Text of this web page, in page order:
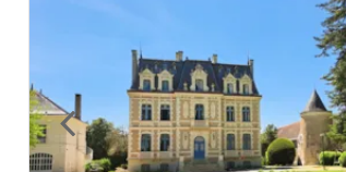
Previous